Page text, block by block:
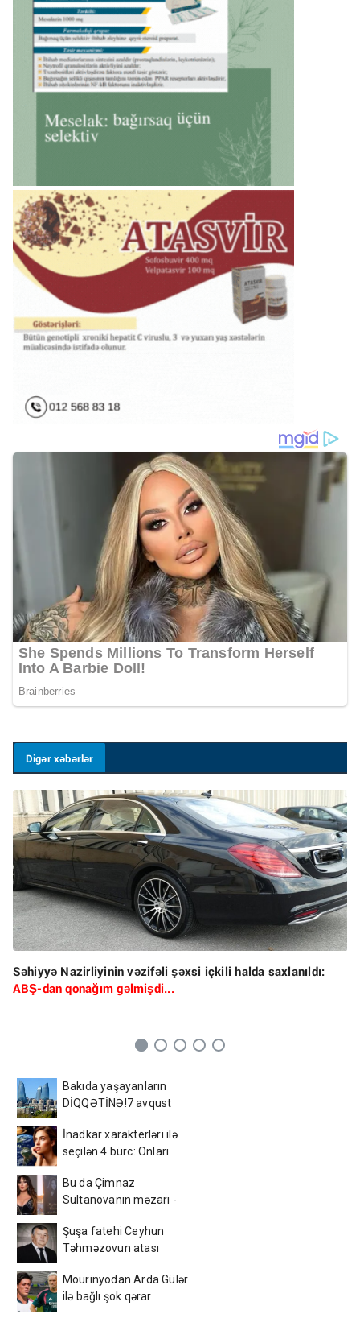
Digər xəbərlər
Səhiyyə Nazirliyinin vəzifəli şəxsi içkili halda saxlanıldı:
ABŞ-dan qonağım gəlmişdi...
Bakıda yaşayanların
DİQQƏTİNƏ!7 avqust
etibarən...
İnadkar xarakterləri ilə
seçilən 4 bürc: Onları
çətindir
Bu da Çimnaz
Sultanovanın məzarı -
Şuşa fatehi Ceyhun
Təhməzovun atası
Mourinyodan Arda Gülər
ilə bağlı şok qərar